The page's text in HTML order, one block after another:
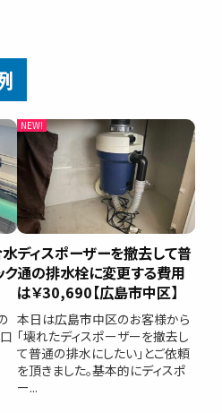
ディスポーザーを撤去して普
通の排水栓に変更する費用
は￥30,690【広島市中区】
本日は広島市中区のお客様から
「壊れたディスポーザーを撤去し
て普通の排水にしたい」とご依頼
を頂きました。基本的にディスポ
ー...